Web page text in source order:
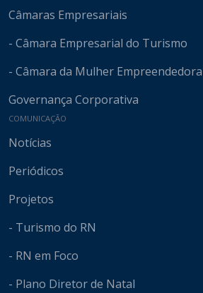
Câmaras Empresariais
- Câmara Empresarial do Turismo
- Câmara da Mulher Empreendedora
Governança Corporativa
COMUNICAÇÃO
Notícias
Periódicos
Projetos
- Turismo do RN
- RN em Foco
- Plano Diretor de Natal